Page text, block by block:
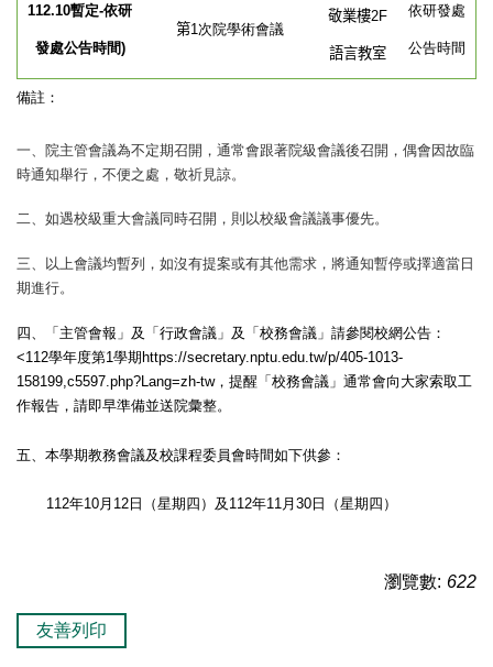
112.10暫定-依研
發處公告時間)
第1 次院學術會議
敬業樓2F
語言教室
依研發處
公告時間
備註：
一、院主管會議為不定期召開，通常會跟著院級會議後召開，偶會因故臨
時通知舉行，不便之處，敬祈見諒。
二、如遇校級重大會議同時召開，則以校級會議議事優先。
三、以上會議均暫列，如沒有提案或有其他需求，將通知暫停或擇適當日
期進行。
四、「主管會報」及「行政會議」及「校務會議」請參閱校網公告：
<112學年度第1學期https://secretary.nptu.edu.tw/p/405-1013-
158199,c5597.php?Lang=zh-tw，提醒「校務會議」通常會向大家索取工
作報告，請即早準備並送院彙整。
五、本學期教務會議及校課程委員會時間如下供參：
112年10月12日（星期四） 及112年11 月30日（星期四）
瀏覽數: 622
友善列印